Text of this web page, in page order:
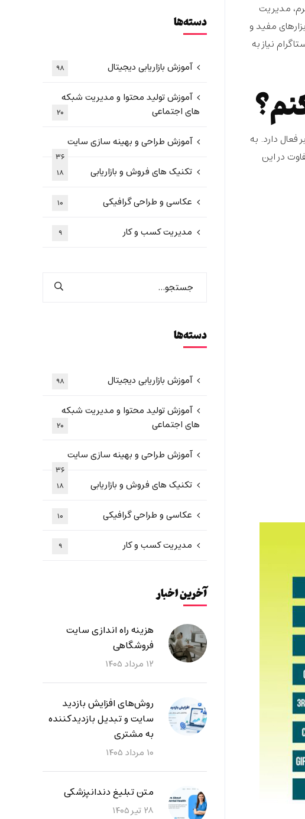
مدیریت
مفید و
نیاز به
در جهان تبدیل شده است و بیش از ۱ میلیارد کاربر فعال دارد. به
در این
دسته‌ها
آموزش بازاریابی دیجیتال ۹۸
آموزش تولید محتوا و مدیریت شبکه
های اجتماعی
۲۰
آموزش طراحی و بهینه سازی سایت
۳۶
تکنیک های فروش و بازاریابی ۱۸
عکاسی و طراحی گرافیکی ۱۰
مدیریت کسب و کار ۹
دسته‌ها
آموزش بازاریابی دیجیتال ۹۸
آموزش تولید محتوا و مدیریت شبکه
های اجتماعی
۲۰
آموزش طراحی و بهینه سازی سایت
۳۶
تکنیک های فروش و بازاریابی ۱۸
عکاسی و طراحی گرافیکی ۱۰
مدیریت کسب و کار ۹
آخرین اخبار
هزینه راه اندازی سایت
فروشگاهی
۱۲ مرداد ۱۴۰۵
روش‌های افزایش بازدید
سایت و تبدیل بازدیدکننده
به مشتری
۱۰ مرداد ۱۴۰۵
متن تبلیغ دندانپزشکی
۲۸ تیر ۱۴۰۵